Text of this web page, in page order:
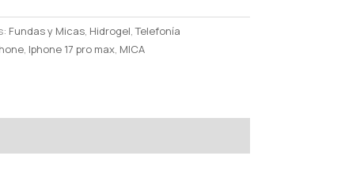
Fundas y Micas, Hidrogel,Telefonía
, Iphone 17 pro max, MICA